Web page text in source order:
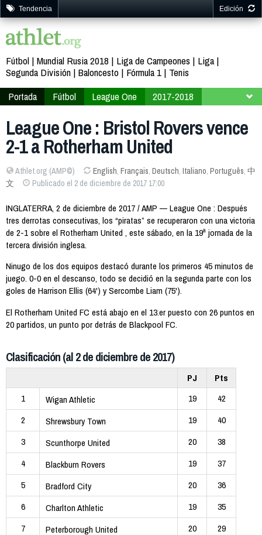
Tendencia Edición
Fútbol Mundial Rusia 2018 Liga de Campeones
Liga
Segunda División Baloncesto Fórmula 1
Tenis
Portada
Fútbol League One
2017-2018
League One : Bristol Rovers vence
2-1 a Rotherham United
Athlet.org (AMP©) English, Français, Deutsch, Italiano, Português, 中
文
Publicado el 2 de diciembre de 2017 17:00
INGLATERRA, 2 de diciembre de 2017 / AMP — League One : Después
tres derrotas consecutivas, los “piratas” se recuperaron con una victoria
de 2-1 sobre el Rotherham United , este sábado, en la 19ª jornada de la
tercera división inglesa.
Ninugo de los dos equipos destacó durante los primeros 45 minutos de
juego. 0-0 en el descanso, todo se decidió en la segunda parte con los
goles de Harrison Ellis (64') y Sercombe Liam (75').
El Rotherham United FC está abajo en el 13.er puesto con 26 puntos en
20 partidos, un punto por detrás de Blackpool FC.
Clasificación (al 2 de diciembre de 2017)
PJ
Pts
1
Wigan Athletic 19
42
2
Shrewsbury Town 19
40
3
Scunthorpe United 20
38
4
Blackburn Rovers 19
37
5
Bradford City 20
36
6
Charlton Athletic 19
35
7
Peterborough United 20
29